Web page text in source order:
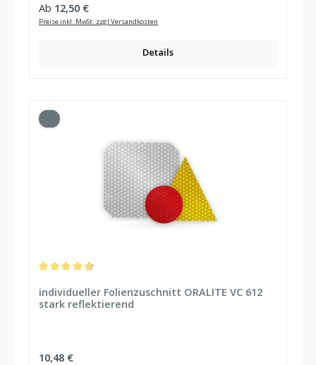
Regulärer Preis:
Ab 12,50 €
Preise inkl. MwSt. zzgl Versandkosten
Details
individueller Folienzuschnitt ORALITE VC 612
stark reflektierend
Regulärer Preis:
10,48 €